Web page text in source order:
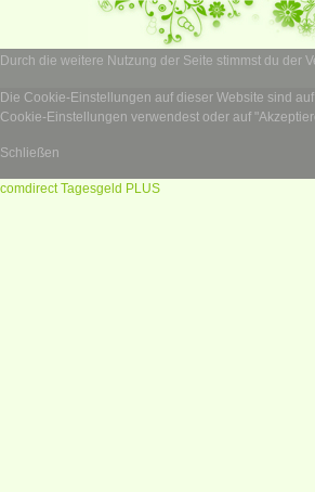
Durch die weitere Nutzung der Seite stimmst du der
Die Cookie-Einstellungen auf dieser Website sind
Cookie-Einstellungen verwendest oder auf
Schließen
comdirect Tagesgeld PLUS